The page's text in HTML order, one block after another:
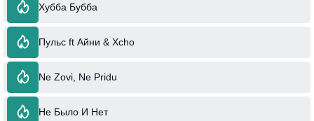
Хубба Бубба
Пульс ft Айни & Xcho
Ne Zovi, Ne Pridu
Не Было И Нет